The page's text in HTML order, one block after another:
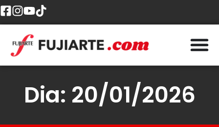
Dia: 20/01/2026